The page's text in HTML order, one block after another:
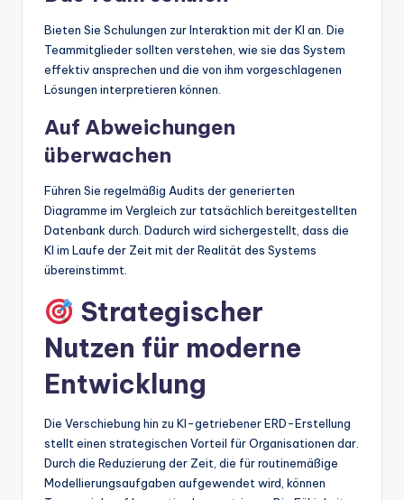
Bieten Sie Schulungen zur Interaktion mit der KI an. Die
Teammitglieder sollten verstehen, wie sie das System
effektiv ansprechen und die von ihm vorgeschlagenen
Lösungen interpretieren können.
Auf Abweichungen
überwachen
Führen Sie regelmäßig Audits der generierten
Diagramme im Vergleich zur tatsächlich bereitgestellten
Datenbank durch. Dadurch wird sichergestellt, dass die
KI im Laufe der Zeit mit der Realität des Systems
übereinstimmt.
Strategischer
Nutzen für moderne
Entwicklung
Die Verschiebung hin zu KI-getriebener ERD-Erstellung
stellt einen strategischen Vorteil für Organisationen dar.
Durch die Reduzierung der Zeit, die für routinemäßige
Modellierungsaufgaben aufgewendet wird, können